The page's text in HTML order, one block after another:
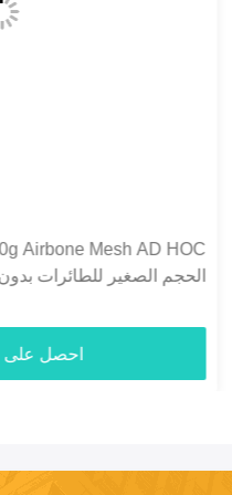
مثبتة على المركبة
احصل